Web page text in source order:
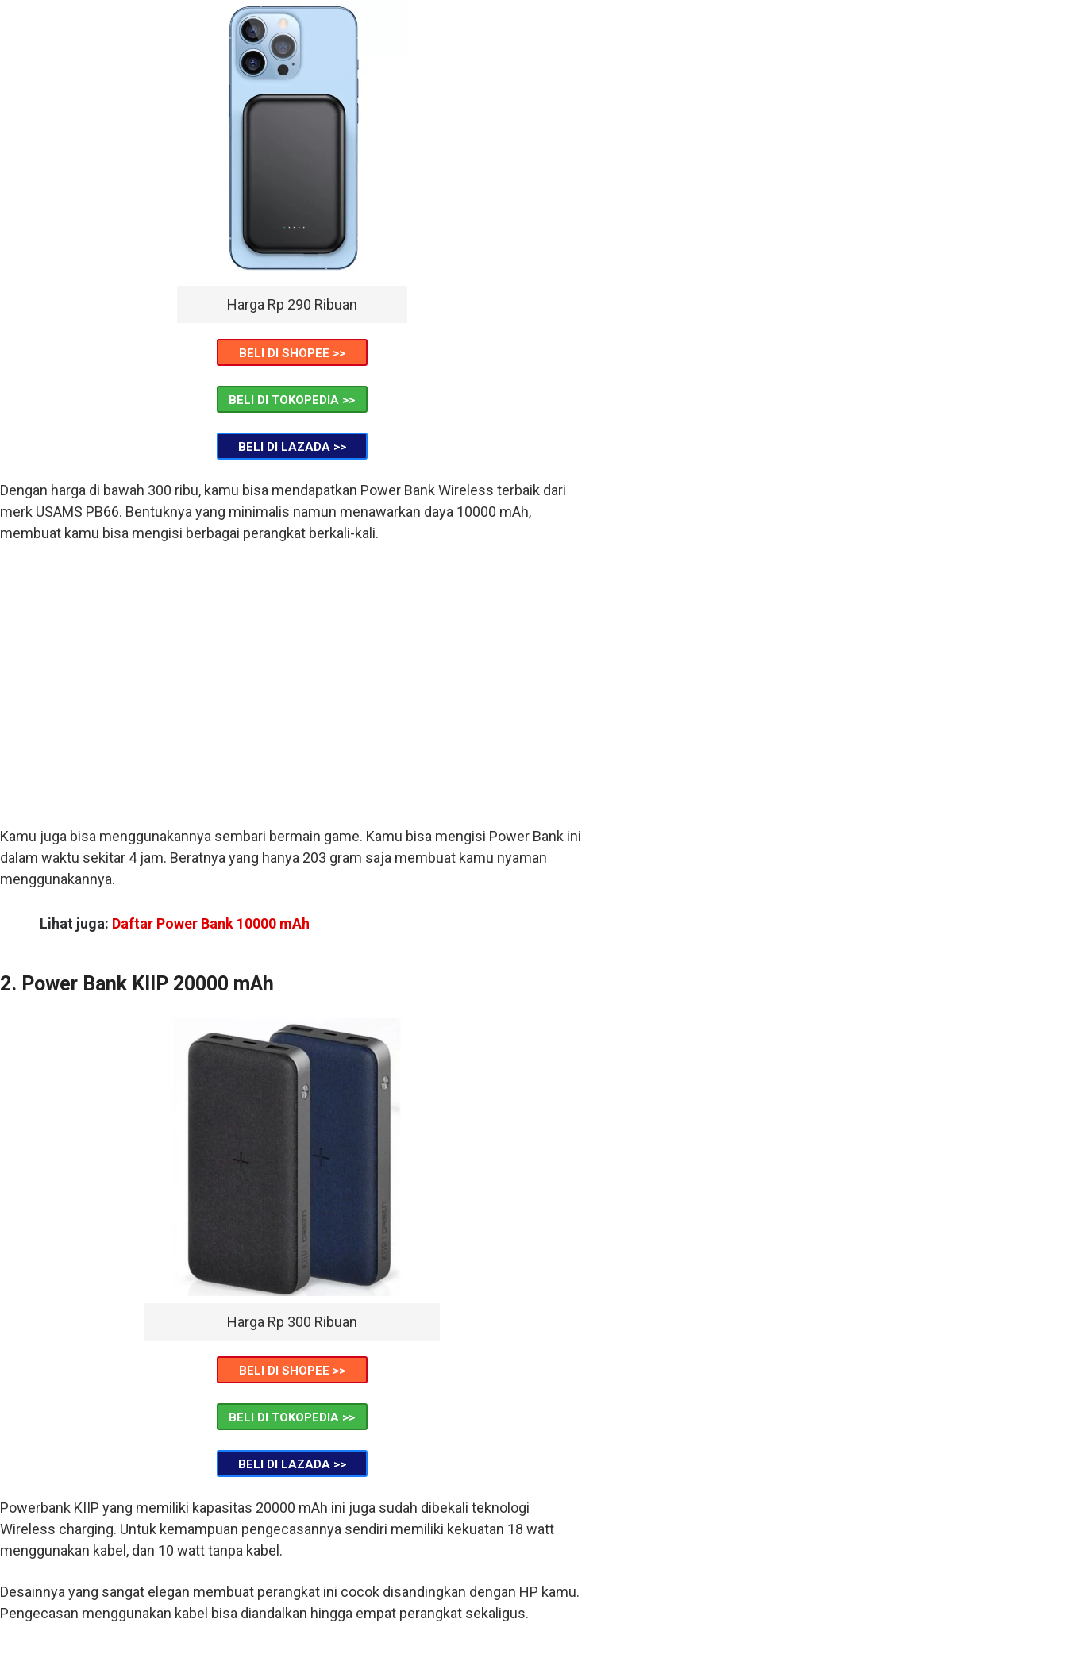
Harga Rp 290 Ribuan
BELI DI SHOPEE >>
BELI DI TOKOPEDIA >>
BELI DI LAZADA >>
Dengan harga di bawah 300 ribu, kamu bisa mendapatkan Power Bank Wireless terbaik dari
merk USAMS PB66. Bentuknya yang minimalis namun menawarkan daya 10000 mAh,
membuat kamu bisa mengisi berbagai perangkat berkali-kali.
Kamu juga bisa menggunakannya sembari bermain game. Kamu bisa mengisi Power Bank ini
dalam waktu sekitar 4 jam. Beratnya yang hanya 203 gram saja membuat kamu nyaman
menggunakannya.
Lihat juga: Daftar Power Bank 10000 mAh
2. Power Bank KIIP 20000 mAh
Harga Rp 300 Ribuan
BELI DI SHOPEE >>
BELI DI TOKOPEDIA >>
BELI DI LAZADA >>
Powerbank KIIP yang memiliki kapasitas 20000 mAh ini juga sudah dibekali teknologi
Wireless charging. Untuk kemampuan pengecasannya sendiri memiliki kekuatan 18 watt
menggunakan kabel, dan 10 watt tanpa kabel.
Desainnya yang sangat elegan membuat perangkat ini cocok disandingkan dengan HP kamu.
Pengecasan menggunakan kabel bisa diandalkan hingga empat perangkat sekaligus.